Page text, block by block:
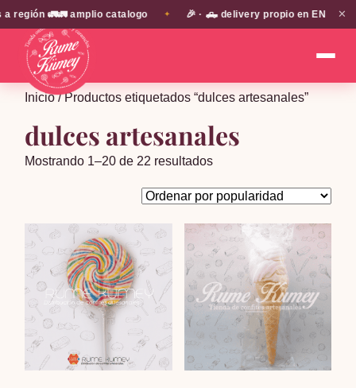
🚛🚛 amplio catalogo ✦ 🎉 · 🛻 delivery propio en EN TODA LA✕
Inicio/ Productos etiquetados “dulces artesanales”
dulces artesanales
Mostrando 1–20 de 22 resultadosOrdenado
popularidad